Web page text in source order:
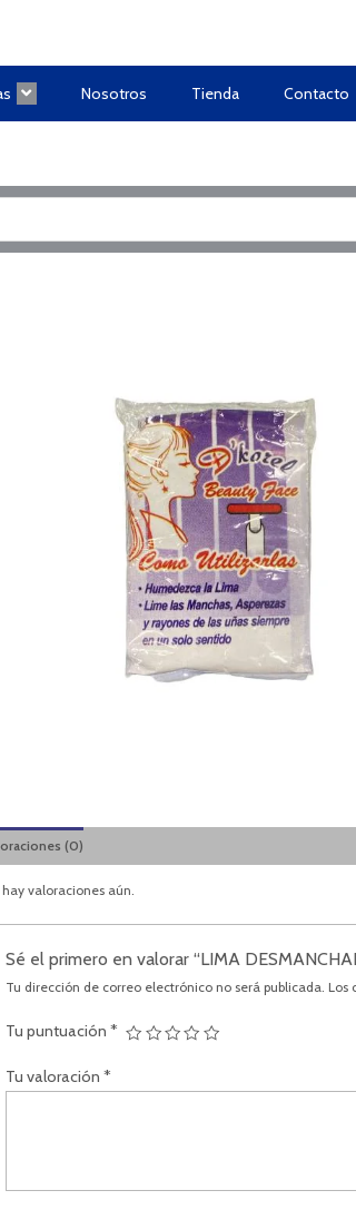
Nosotros Tienda Contacto
(0)
valoraciones aún.
Sé el primero en valorar “LIMA
Tu dirección de correo electrónico no será publicada. Los
Tu puntuación*
Tu valoración*